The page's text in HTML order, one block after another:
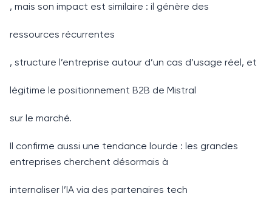
, mais son impact est similaire : il génère des
ressources récurrentes
, structure l’entreprise autour d’un cas d’usage réel, et
légitime le positionnement B2B de Mistral
sur le marché.
Il confirme aussi une tendance lourde : les grandes
entreprises cherchent désormais à
internaliser l’IA via des partenaires tech